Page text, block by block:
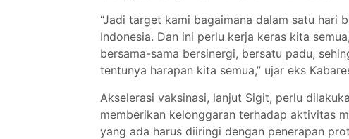
“Jadi target kami bagaimana dalam satu hari
Indonesia. Dan ini perlu kerja keras kita
bersama-sama bersinergi, bersatu padu,
tentunya harapan kita semua,” ujar eks
Akselerasi vaksinasi, lanjut Sigit, perlu
memberikan kelonggaran terhadap aktivitas
yang ada harus diiringi dengan penerapan